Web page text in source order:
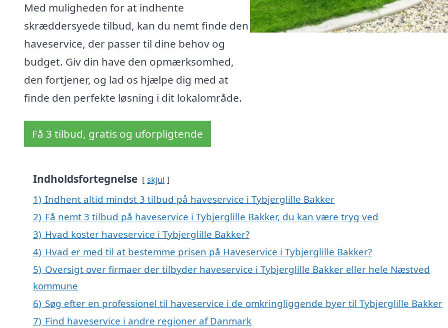
Med muligheden for at indhente
skræddersyede tilbud, kan du nemt finde den
haveservice, der passer til dine behov og
budget. Giv din have den opmærksomhed,
den fortjener, og lad os hjælpe dig med at
finde den perfekte løsning i dit lokalområde.
Få 3 tilbud, gratis og uforpligtende
Indholdsfortegnelse skjul
1) Indhent altid mindst 3 tilbud på haveservice i Tybjerglille Bakker
2) Få nemt 3 tilbud på haveservice i Tybjerglille Bakker, du kan være tryg ved
3) Hvad koster haveservice i Tybjerglille Bakker?
4) Hvad er med til at bestemme prisen på Haveservice i Tybjerglille Bakker?
5) Oversigt over firmaer der tilbyder haveservice i Tybjerglille Bakker eller hele Næstved
kommune
6) Søg efter en professionel til haveservice i de omkringliggende byer til Tybjerglille Bakker
7) Find haveservice i andre regioner af Danmark